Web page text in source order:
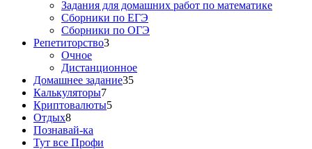
Задания для домашних работ по математике
Сборники по ЕГЭ
Сборники по ОГЭ
Репетиторство3
Очное
Дистанционное
Домашнее задание35
Калькуляторы7
Криптовалюты5
Отдых8
Познавай-ка
Тут все Профи